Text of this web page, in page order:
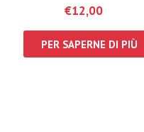
€12,00
PER SAPERNE DI PIÙ